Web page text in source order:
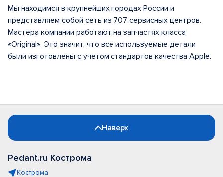
Мы находимся в крупнейших городах России и
представляем собой сеть из 707 сервисных центров.
Мастера компании работают на запчастях класса
«Original». Это значит, что все используемые детали
были изготовлены с учетом стандартов качества Apple.
Наверх
Pedant.ru Кострома
Кострома